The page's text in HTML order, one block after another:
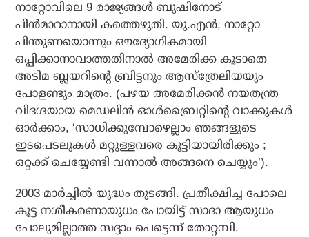
നാറ്റോവിലെ 9 രാജ്യങ്ങള്‍ ബുഷിനോട്
പിന്‍മാറാനായി കത്തെഴുതി. യു.എന്‍, നാറ്റോ
പിന്തുണയൊന്നും ഔദ്യോഗികമായി
ഒപ്പിക്കാനാവാത്തതിനാല്‍ അമേരിക്ക കൂടാതെ
അടിമ ബ്ലയറിന്റെ ബ്രിട്ടനും ആസ്‌ത്രേലിയയും
പോളണ്ടും മാത്രം. (പഴയ അമേരിക്കന്‍ നയതന്ത്ര
വിദഗ്ദയായ മെഡലിന്‍ ഓള്‍ബ്രൈറ്റിന്റെ വാക്കുകള്‍
ഓര്‍ക്കാം, ‘സാധിക്കുമ്പോഴെല്ലാം ഞങ്ങളുടെ
ഇടപെടലുകള്‍ മറ്റുള്ളവരെ കൂട്ടിയായിരിക്കും ;
ഒറ്റക്ക് ചെയ്യേണ്ടി വന്നാല്‍ അങ്ങനെ ചെയ്യും’).
2003 മാര്‍ച്ചില്‍ യുദ്ധം തുടങ്ങി. പ്രതീക്ഷിച്ച പോലെ
കൂട്ട നശീകരണായുധം പോയിട്ട് സാദാ ആയുധം
പോലുമില്ലാത്ത സദ്ദാം പെട്ടെന്ന് തോറ്റമ്പി.